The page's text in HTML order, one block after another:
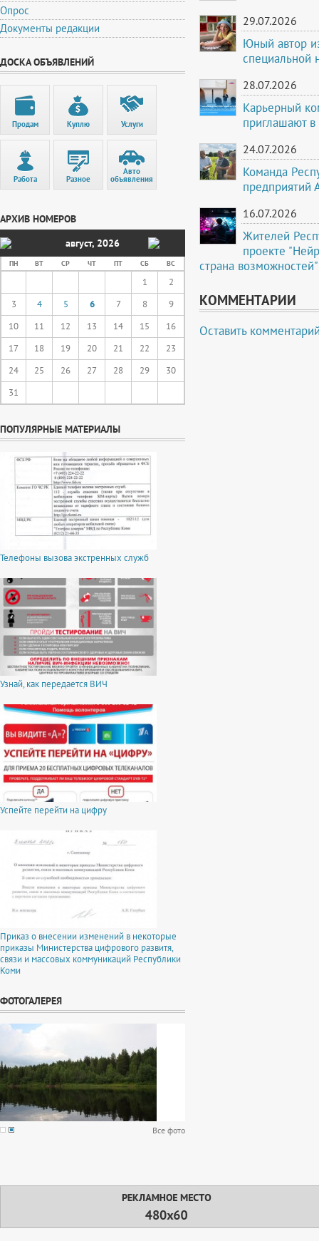
Опрос
Документы редакции
ДОСКА ОБЪЯВЛЕНИЙ
Продам Куплю Услуги
Работа Разное
Авто
объявления
АРХИВ НОМЕРОВ
август, 2026
ПН ВТ СР ЧТ ПТ СБ ВС
1
2
3
4 5 6 7 8
9
10
11 12 13 14 15
16
17
18 19 20 21 22
23
24
25 26 27 28 29
30
31
ПОПУЛЯРНЫЕ МАТЕРИАЛЫ
Телефоны вызова экстренных служб
Узнай, как передается ВИЧ
Успейте перейти на цифру
Приказ о внесении изменений в некоторые
приказы Министерства цифрового развитя,
связи и массовых коммуникаций Республики
Коми
ФОТОГАЛЕРЕЯ
Все фото
29.07.2026
Юный автор
специальной
28.07.2026
Карьерный
приглашают
24.07.2026
Команда
предприятий
16.07.2026
Жителей
проекте
страна возможностей"
КОММЕНТАРИИ
Оставить